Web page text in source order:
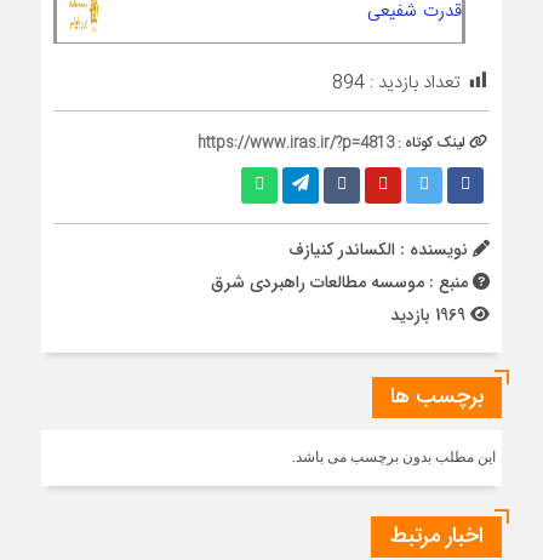
قدرت شفیعی
تعداد بازدید : 894
لینک کوتاه :https://www.iras.ir/?p=4813
نویسنده : الکساندر کنیازف
منبع : موسسه مطالعات راهبردی شرق
برچسب ها
این مطلب بدون برچسب می باشد.
اخبار مرتبط